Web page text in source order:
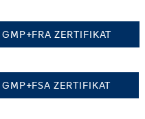
GMP+FRA ZERTIFIKAT
GMP+FSA ZERTIFIKAT